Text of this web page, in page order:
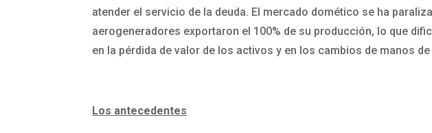
atender el servicio de la deuda. El mercado domético se ha
aerogeneradores exportaron el 100% de su producción, lo que
en la pérdida de valor de los activos y en los cambios de manos
Los antecedentes